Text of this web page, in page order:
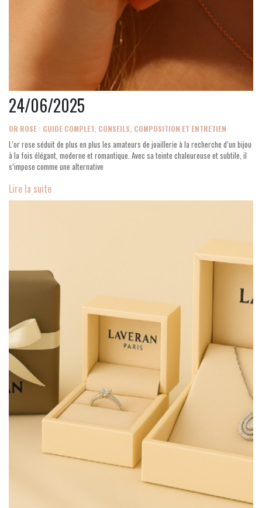
24/06/2025
OR ROSE : GUIDE COMPLET, CONSEILS, COMPOSITION ET ENTRETIEN
L’or rose séduit de plus en plus les amateurs de joaillerie à la recherche d’un bijou
à la fois élégant, moderne et romantique. Avec sa teinte chaleureuse et subtile, il
s’impose comme une alternative
Lire la suite